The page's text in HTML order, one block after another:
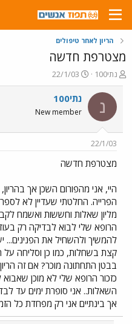
הריון לאחר טיפולים
מצטרפת חדשה
פ
ו
ת
ח
ה
ש
א
נתי100
פ
ו
ר
ם
ר
22/1/03
נ נתי100
New member
22/1/03
מצטרפת חדשה
היי, אני מהפורום השכן אך
הפרייה. החלטתי שעדיין לא
מליון שאלות וחששות ואשמח
הרופא שלי לבוא לבדיקה רק
להמשיך ולהשחיל את הפנינים...
קצת בשחלות, כמו כן וסליחה על
בבטן התחתונה מוכר? אם זה
כזכור הרופא שלי לא מוכן
השאלות.. אני סופרת ימים עד
אך בינתיים אני רק מפחדת כל